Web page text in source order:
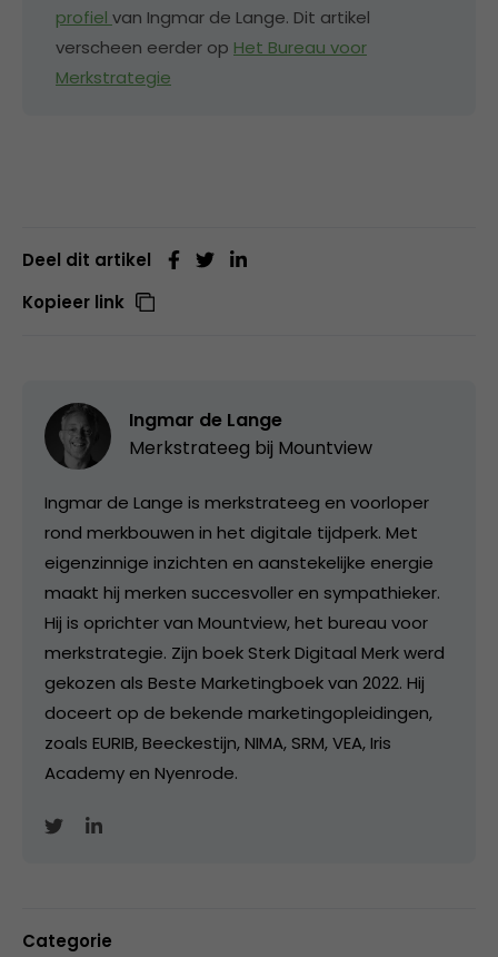
profiel van Ingmar de Lange.​ Dit artikel
verscheen eerder op Het Bureau voor
Merkstrategie
Deel dit artikel
Kopieer link
Ingmar de Lange
Merkstrateeg bij Mountview
Ingmar de Lange is merkstrateeg en voorloper
rond merkbouwen in het digitale tijdperk. Met
eigenzinnige inzichten en aanstekelijke energie
maakt hij merken succesvoller en sympathieker.
Hij is oprichter van Mountview, het bureau voor
merkstrategie. Zijn boek Sterk Digitaal Merk werd
gekozen als Beste Marketingboek van 2022. Hij
doceert op de bekende marketingopleidingen,
zoals EURIB, Beeckestijn, NIMA, SRM, VEA, Iris
Academy en Nyenrode.
Categorie